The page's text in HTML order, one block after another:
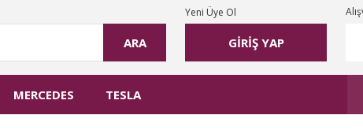
ARA GİRİŞ YAP
Yeni Üye Ol
MERCEDES TESLA